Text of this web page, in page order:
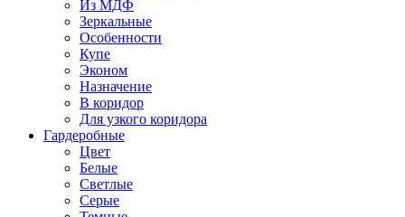
Из МДФ
Зеркальные
Особенности
Купе
Эконом
Назначение
В коридор
Для узкого коридора
Гардеробные
Цвет
Белые
Светлые
Серые